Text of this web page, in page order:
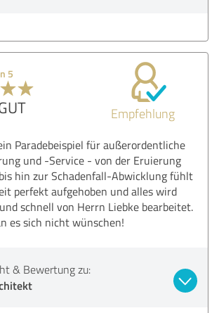
5
Empfehlung
Paradebeispiel für außerordentliche
und -Service - von der Eruierung
hin zur Schadenfall-Abwicklung fühlt
perfekt aufgehoben und alles wird
schnell von Herrn Liebke bearbeitet.
es sich nicht wünschen!
& Bewertung zu: